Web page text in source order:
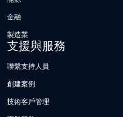
金融
製造業
支援與服務
聯繫支持人員
創建案例
技術客戶管理